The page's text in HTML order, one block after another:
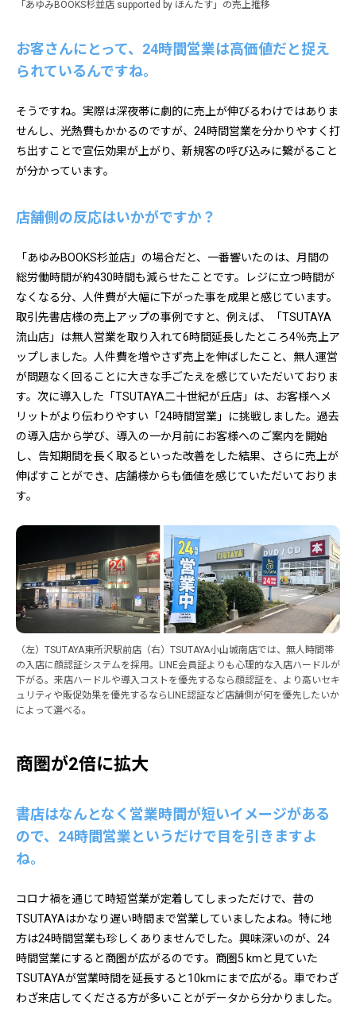
「あゆみBOOKS杉並店 supported by ほんたす」の売上推移
お客さんにとって、24時間営業は高価値だと捉え
られているんですね。
そうですね。実際は深夜帯に劇的に売上が伸びるわけではありま
せんし、光熱費もかかるのですが、24時間営業を分かりやすく打
ち出すことで宣伝効果が上がり、新規客の呼び込みに繋がること
が分かっています。
店舗側の反応はいかがですか？
「あゆみBOOKS杉並店」の場合だと、一番響いたのは、月間の
総労働時間が約430時間も減らせたことです。レジに立つ時間が
なくなる分、人件費が大幅に下がった事を成果と感じています。
取引先書店様の売上アップの事例ですと、例えば、「TSUTAYA
流山店」は無人営業を取り入れて6時間延長したところ4％売上ア
ップしました。人件費を増やさず売上を伸ばしたこと、無人運営
が問題なく回ることに大きな手ごたえを感じていただいておりま
す。次に導入した「TSUTAYA二十世紀が丘店」は、お客様へメ
リットがより伝わりやすい「24時間営業」に挑戦しました。過去
の導入店から学び、導入の一か月前にお客様へのご案内を開始
し、告知期間を長く取るといった改善をした結果、さらに売上が
伸ばすことができ、店舗様からも価値を感じていただいておりま
す。
（左）TSUTAYA東所沢駅前店（右）TSUTAYA小山城南店では、無人時間帯
の入店に顔認証システムを採用。LINE会員証よりも心理的な入店ハードルが
下がる。来店ハードルや導入コストを優先するなら顔認証を、より高いセキ
ュリティや販促効果を優先するならLINE認証など店舗側が何を優先したいか
によって選べる。
商圏が2倍に拡大
書店はなんとなく営業時間が短いイメージがある
ので、24時間営業というだけで目を引きますよ
ね。
コロナ禍を通じて時短営業が定着してしまっただけで、昔の
TSUTAYAはかなり遅い時間まで営業していましたよね。特に地
方は24時間営業も珍しくありませんでした。興味深いのが、24
時間営業にすると商圏が広がるのです。商圏5 kmと見ていた
TSUTAYAが営業時間を延長すると10kmにまで広がる。車でわざ
わざ来店してくださる方が多いことがデータから分かりました。